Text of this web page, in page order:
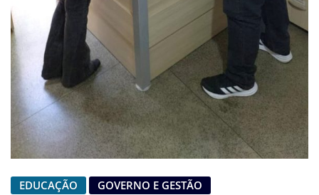
EDUCAÇÃO GOVERNO E GESTÃO